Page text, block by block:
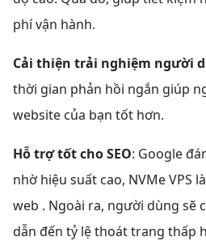
phí vận hành.
Cải thiện trải nghiệm người
thời gian phản hồi ngắn giúp
website của bạn tốt hơn.
Hỗ trợ tốt cho SEO: Google
nhờ hiệu suất cao, NVMe VPS
web . Ngoài ra, người dùng sẽ
dẫn đến tỷ lệ thoát trang thấp